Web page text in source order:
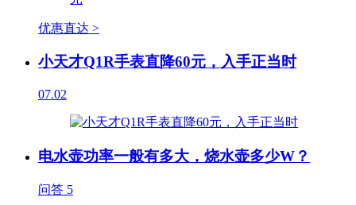
优惠直达 >
小天才Q1R手表直降60元，入手正当时
07.02
电水壶功率一般有多大，烧水壶多少W？
问答 5